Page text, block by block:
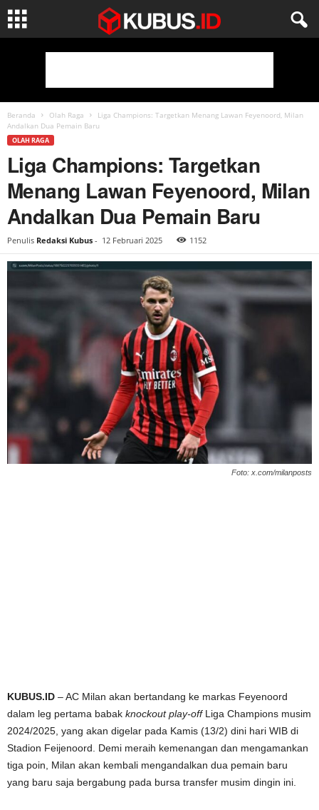
Beranda Olah Raga
Liga Champions: Targetkan Menang Lawan Feyenoord, Milan
Andalkan Dua Pemain Baru
OLAH RAGA
Liga Champions: Targetkan
Menang Lawan Feyenoord, Milan
Andalkan Dua Pemain Baru
Penulis Redaksi Kubus - 12 Februari 2025 1152
Foto: x.com/milanposts
KUBUS.ID – AC Milan akan bertandang ke markas Feyenoord
dalam leg pertama babak knockout play-offLiga Champions musim
2024/2025, yang akan digelar pada Kamis (13/2) dini hari WIB di
Stadion Feijenoord. Demi meraih kemenangan dan mengamankan
tiga poin, Milan akan kembali mengandalkan dua pemain baru
yang baru saja bergabung pada bursa transfer musim dingin ini.